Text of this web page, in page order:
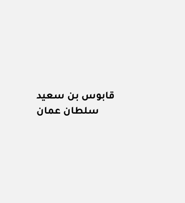
قابوس بن سعيد
سلطان عمان